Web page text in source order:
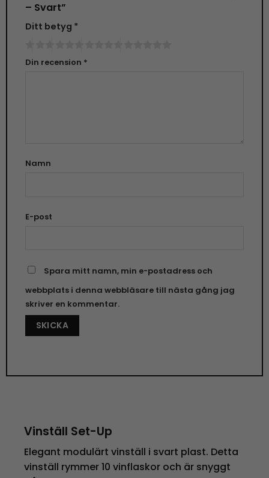
– Svart”
Ditt betyg *
Din recension *
Namn
E-post
Spara mitt namn, min e-postadress och
webbplats i denna webbläsare till nästa gång jag
skriver en kommentar.
Vinställ Set-Up
Elegant modulärt vinställ i svart plast. Detta
vinställ rymmer 10 vinflaskor och är snyggt